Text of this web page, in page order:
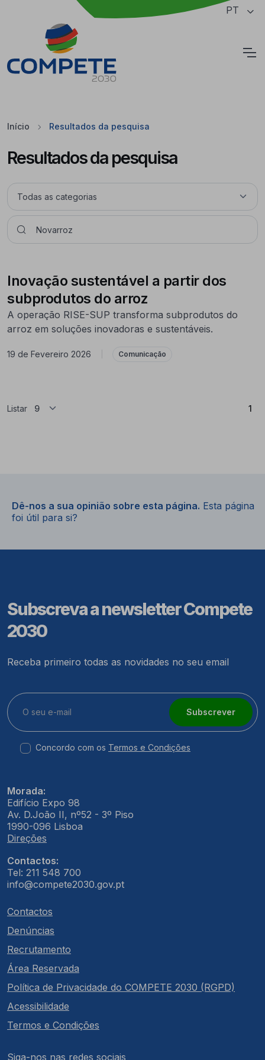
Saltar para o conteúdo principal da página PT
Início Resultados da pesquisa
Resultados da pesquisa
Inovação sustentável a partir dos
subprodutos do arroz
A operação RISE-SUP transforma subprodutos do
arroz em soluções inovadoras e sustentáveis.
19 de Fevereiro 2026 Comunicação
Listar 1
Dê-nos a sua opinião sobre esta página. Esta página
foi útil para si?
Subscreva a newsletter Compete
2030
Receba primeiro todas as novidades no seu email
Subscrever
Concordo com os Termos e Condições
Morada:
Edifício Expo 98
Av. D.João II, nº52 - 3º Piso
1990-096 Lisboa
Direções
Contactos:
Tel: 211 548 700
info@compete2030.gov.pt
Contactos
Denúncias
Recrutamento
Área Reservada
Política de Privacidade do COMPETE 2030 (RGPD)
Acessibilidade
Termos e Condições
Siga-nos nas redes sociais